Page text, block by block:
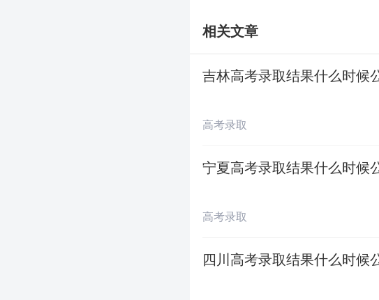
当然，在规定的时段内，
日录取情况，请大家耐心
陆续查询本人的录取结果
相关文章
吉林高考录取结果什么时候
高考录取
宁夏高考录取结果什么时候
高考录取
四川高考录取结果什么时候